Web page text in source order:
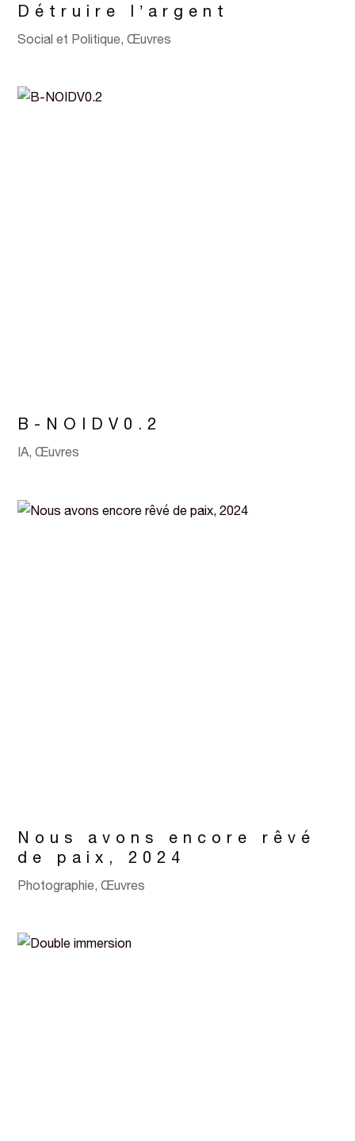
Détruire l’argent
Social et Politique,Œuvres
B-NOIDV0.2
IA,Œuvres
Nous avons encore rêvé
de paix, 2024
Photographie,Œuvres